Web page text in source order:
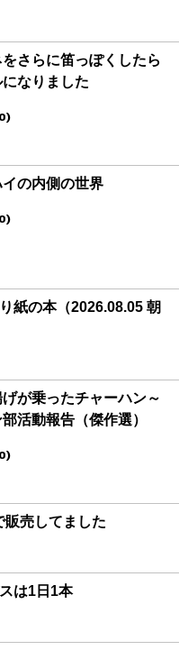
さらに笛っぽくしたら
なりました
の内側の世界
紙の本（2026.08.05 朝
が乗ったチャーハン～
活動報告（傑作選）
売してました
は1日1本